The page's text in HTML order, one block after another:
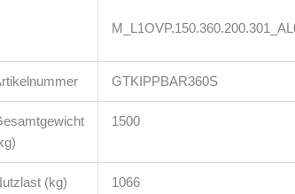
GTKIPPBAR360S
1500
(kg) 1066